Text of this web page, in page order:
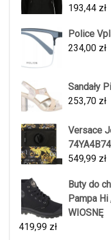
193,44 zł
Police
234,00 zł
Sandały
253,70 zł
Versace
549,99 zł
Buty do
Pampa Hi
WIOSNĘ
419,99 zł